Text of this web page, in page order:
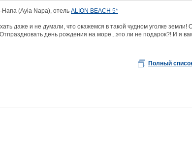
(Ayia Napa), отель ALION BEACH 5*
даже и не думали, что окажемся в такой чудном уголке
день рождения на море...это ли не подарок?! И я
Полный